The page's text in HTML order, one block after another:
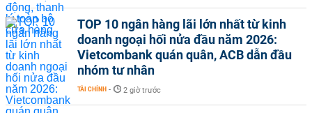
TOP 10 ngân hàng lãi lớn nhất từ kinh
doanh ngoại hối nửa đầu năm 2026:
Vietcombank quán quân, ACB dẫn đầu
nhóm tư nhân
TÀI CHÍNH - 2 giờ trước